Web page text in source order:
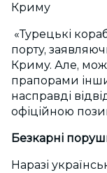
Криму
«Турецькі
порту,
Криму. Але,
прапорами
насправді
офіційною
Безкарні
Наразі